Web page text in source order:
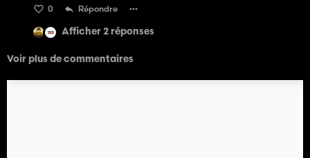
0 Répondre
Afficher 2 réponses
Voir plus de commentaires